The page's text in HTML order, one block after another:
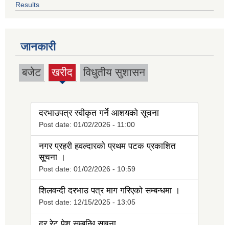
Results
जानकारी
बजेट खरीद
(active
विधुतीय सुशासन
दरभाउपत्र स्वीकृत गर्ने आशयको सूचना
Post date: 01/02/2026 - 11:00
नगर प्रहरी हवल्दारको प्रथम पटक प्रकाशित
सूचना ।
Post date: 01/02/2026 - 10:59
शिलवन्दी दरभाउ पत्र माग गरिएको सम्बन्धमा ।
Post date: 12/15/2025 - 13:05